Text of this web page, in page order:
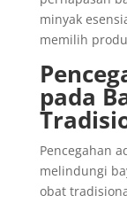
minyak
memilih
pada
Pencegahan
melindungi
obat